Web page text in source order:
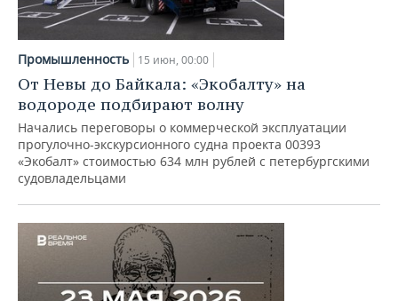
Промышленность 15 июн, 00:00
От Невы до Байкала: «Экобалту» на
водороде подбирают волну
Начались переговоры о коммерческой эксплуатации
прогулочно-экскурсионного судна проекта 00393
«Экобалт» стоимостью 634 млн рублей с петербургскими
судовладельцами